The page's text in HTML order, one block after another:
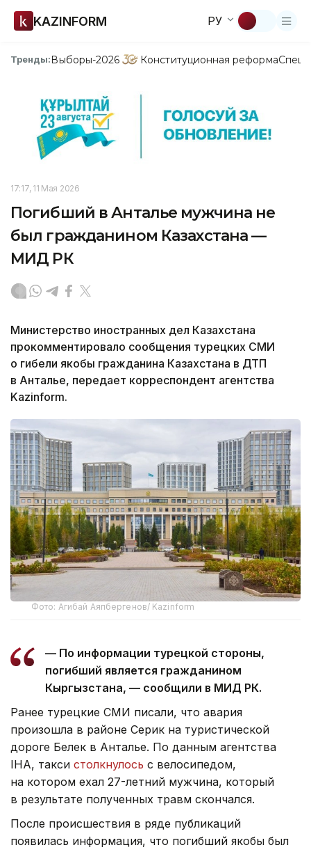
KAZINFORM РУ
Тренды:Выборы-2026 Конституционная реформа
17:17, 11 Мая 2026
Погибший в Анталье мужчина не
был гражданином Казахстана —
МИД РК
Министерство иностранных дел Казахстана
прокомментировало сообщения турецких СМИ
о гибели якобы гражданина Казахстана в ДТП
в Анталье, передает корреспондент агентства
Kazinform.
Фото: Агибай Аяпбергенов/ Kazinform
— По информации турецкой стороны,
погибший является гражданином
Кыргызстана, — сообщили в МИД РК.
Ранее турецкие СМИ писали, что авария
произошла в районе Серик на туристической
дороге Белек в Анталье. По данным агентства
IHA, такси столкнулось с велосипедом,
на котором ехал 27-летний мужчина, который
в результате полученных травм скончался.
После происшествия в ряде публикаций
появилась информация, что погибший якобы был